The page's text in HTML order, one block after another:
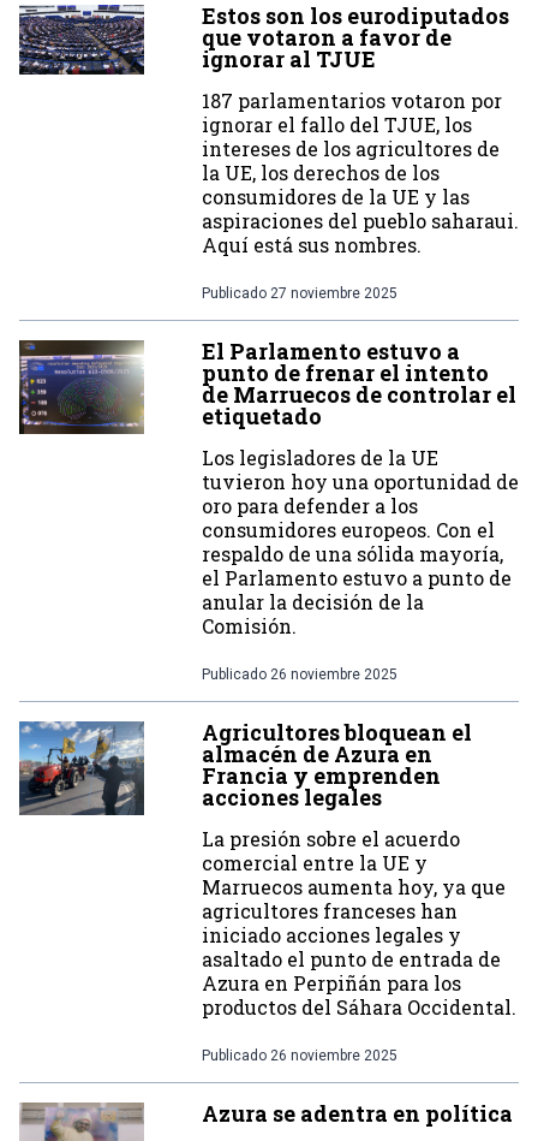
Estos son los eurodiputados
que votaron a favor de
ignorar al TJUE
187 parlamentarios votaron por
ignorar el fallo del TJUE, los
intereses de los agricultores de
la UE, los derechos de los
consumidores de la UE y las
aspiraciones del pueblo saharaui.
Aquí está sus nombres.
Publicado 27 noviembre 2025
El Parlamento estuvo a
punto de frenar el intento
de Marruecos de controlar el
etiquetado
Los legisladores de la UE
tuvieron hoy una oportunidad de
oro para defender a los
consumidores europeos. Con el
respaldo de una sólida mayoría,
el Parlamento estuvo a punto de
anular la decisión de la
Comisión.
Publicado 26 noviembre 2025
Agricultores bloquean el
almacén de Azura en
Francia y emprenden
acciones legales
La presión sobre el acuerdo
comercial entre la UE y
Marruecos aumenta hoy, ya que
agricultores franceses han
iniciado acciones legales y
asaltado el punto de entrada de
Azura en Perpiñán para los
productos del Sáhara Occidental.
Publicado 26 noviembre 2025
Azura se adentra en política